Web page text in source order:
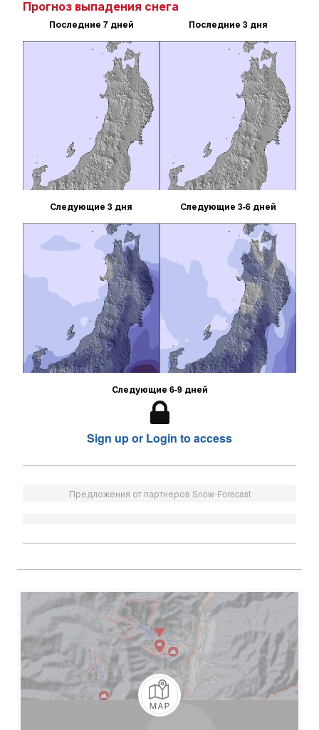
Прогноз выпадения снега
Последние 7 дней Последние 3 дня
Следующие 3 дня Следующие 3-6 дней
Следующие 6-9 дней
Sign up or Login to access
Предложения от партнеров Snow-Forecast